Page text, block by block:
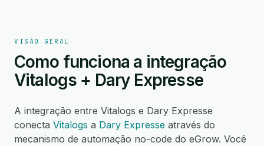
VISÃO GERAL
Como funciona a integração
Vitalogs + Dary Expresse
A integração entre Vitalogs e Dary Expresse
conecta Vitalogs a Dary Expresse através do
mecanismo de automação no-code do eGrow. Você